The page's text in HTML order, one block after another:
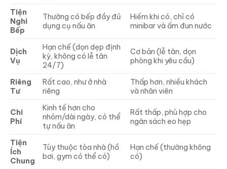
Tiện
Nghi
Bếp
Thường có bếp đầy đủ
dụng cụ nấu ăn
Hiếm khi có, chỉ có
minibar và ấm đun nước
Dịch
Vụ
Hạn chế (dọn dẹp định
kỳ, không có lễ tân
24/7)
Cơ bản (lễ tân, dọn
phòng khi yêu cầu)
Riêng
Tư
Rất cao, như ở nhà
riêng
Thấp hơn, nhiều khách
và nhân viên
Chi
Phí
Kinh tế hơn cho
nhóm/dài ngày, có thể
tự nấu ăn
Rất thấp, phù hợp cho
ngân sách eo hẹp
Tiện
Ích
Chung
Tùy thuộc tòa nhà (hồ
bơi, gym có thể có)
Hạn chế (thường không
có)